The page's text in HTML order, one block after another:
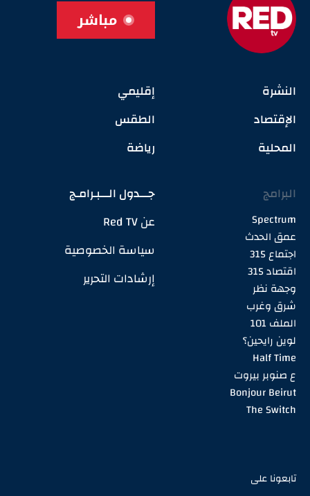
مباشر
النشرة
الإقتصاد
المحلية
إقليمي
الطقس
رياضة
البرامج
Spectrum
عمق الحدث
اجتماع 315
اقتصاد 315
وجهة نظر
شرق وغرب
الملف 101
لوين رايحين؟
Half Time
ع صنوبر بيروت
Bonjour Beirut
The Switch
جـــدول الـــبـرامـج
عن Red TV
سياسة الخصوصية
إرشادات التحرير
تابعونا على